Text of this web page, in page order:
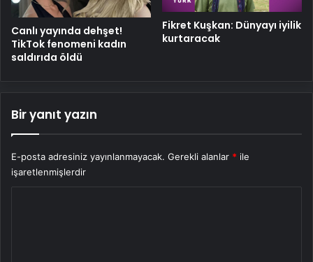
Canlı yayında dehşet!
TikTok fenomeni kadın
saldırıda öldü
Fikret Kuşkan: Dünyayı iyilik
kurtaracak
Bir yanıt yazın
E-posta adresiniz yayınlanmayacak. Gerekli alanlar * ile
işaretlenmişlerdir